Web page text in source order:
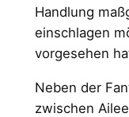
Handlung
einschlagen
vorgesehen
Neben der
zwischen